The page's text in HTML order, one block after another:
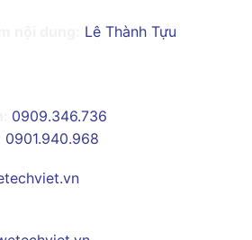
Lê Thành Tựu
0909.346.736
0901.940.968